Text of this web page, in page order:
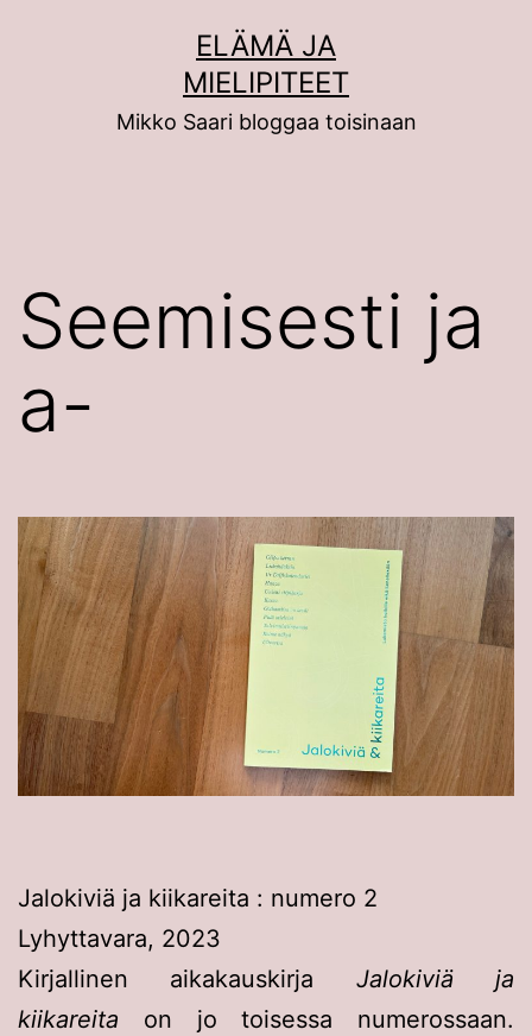
ELÄMÄ JA
MIELIPITEET
Mikko Saari bloggaa toisinaan
Seemisesti ja
a-
Jalokiviä ja kiikareita : numero 2
Lyhyttavara, 2023
Kirjallinen aikakauskirja Jalokiviä ja
kiikareita on jo toisessa numerossaan.